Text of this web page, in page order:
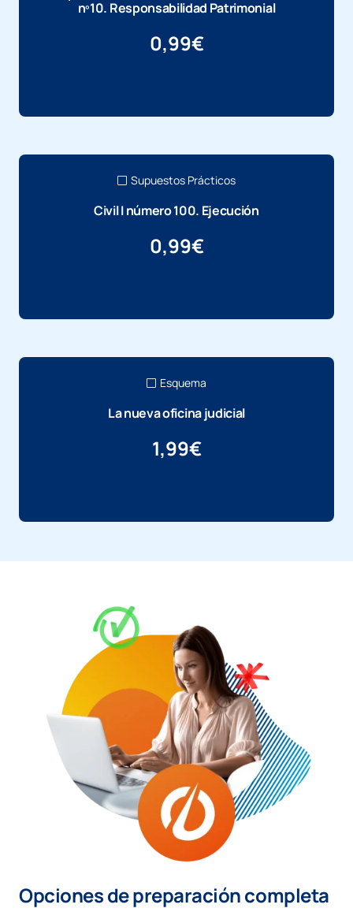
nº10. Responsabilidad Patrimonial
0,99€
Supuestos Prácticos
Civil I número 100. Ejecución
0,99€
Esquema
La nueva oficina judicial
1,99€
Opciones de preparación completa